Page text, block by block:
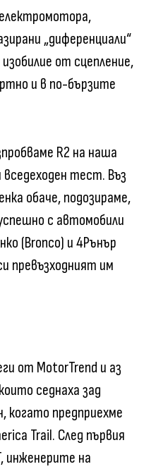
„диференциали“
от сцепление,
и в по-бързите
R2 на наша
тест. Въз
обаче, подозираме,
с автомобили
(Bronco) и 4Рънър
превъзходният им
от MotorTrend и аз
седнаха зад
когато предприехме
Trail. След първия
инженерите на